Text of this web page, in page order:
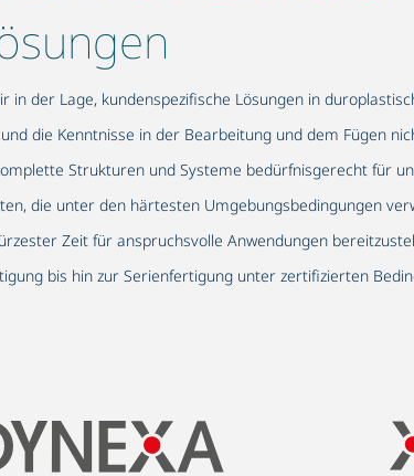
in der Lage, kundenspezifische Lösungen in
die Kenntnisse in der Bearbeitung und dem Fügen
Strukturen und Systeme bedürfnisgerecht für
die unter den härtesten Umgebungsbedingungen
Zeit für anspruchsvolle Anwendungen
bis hin zur Serienfertigung unter zertifizierten